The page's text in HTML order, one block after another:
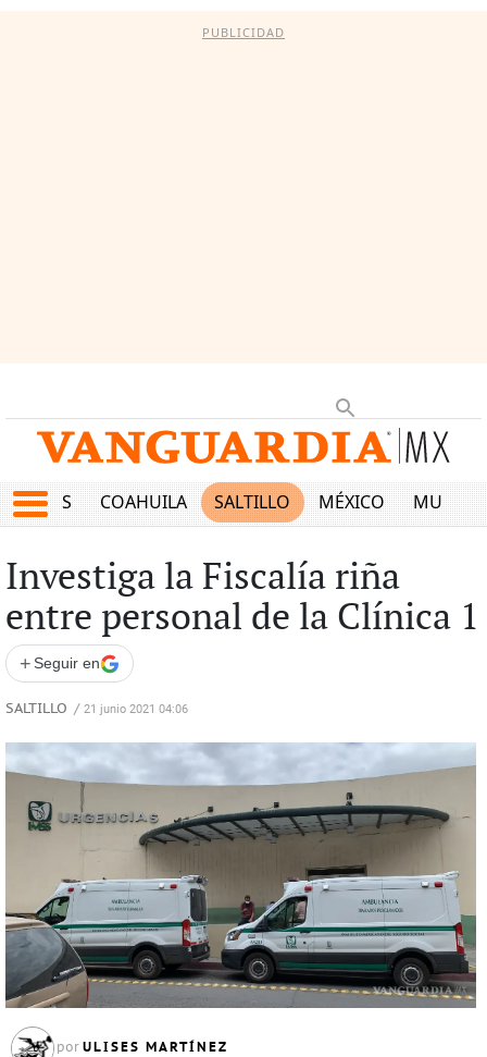
PUBLICIDAD
JUEGOS COAHUILA SALTILLO MÉXICO MUNDO
Investiga la Fiscalía riña
entre personal de la Clínica 1
+ Seguir en
SALTILLO / 21 junio 2021 04:06
por ULISES MARTÍNEZ